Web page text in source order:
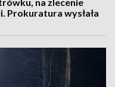
Prokuratura wysłała